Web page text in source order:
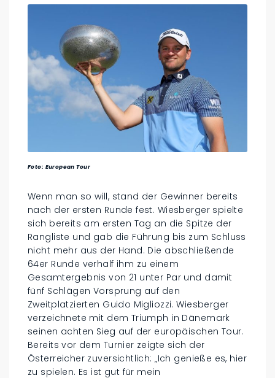
Foto: European Tour
Wenn man so will, stand der Gewinner bereits
nach der ersten Runde fest. Wiesberger spielte
sich bereits am ersten Tag an die Spitze der
Rangliste und gab die Führung bis zum Schluss
nicht mehr aus der Hand. Die abschließende
64er Runde verhalf ihm zu einem
Gesamtergebnis von 21 unter Par und damit
fünf Schlägen Vorsprung auf den
Zweitplatzierten Guido Migliozzi. Wiesberger
verzeichnete mit dem Triumph in Dänemark
seinen achten Sieg auf der europäischen Tour.
Bereits vor dem Turnier zeigte sich der
Österreicher zuversichtlich: „Ich genieße es, hier
zu spielen. Es ist gut für mein